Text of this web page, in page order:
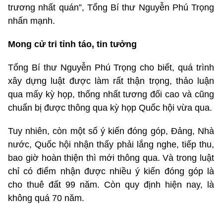
trương nhất quán”, Tổng Bí thư Nguyễn Phú Trọng
nhấn mạnh.
Mong cử tri tỉnh táo, tin tưởng
Tổng Bí thư Nguyễn Phú Trọng cho biết, quá trình
xây dựng luật được làm rất thận trọng, thảo luận
qua mấy kỳ họp, thống nhất tương đối cao và cũng
chuẩn bị được thông qua kỳ họp Quốc hội vừa qua.
Tuy nhiên, còn một số ý kiến đóng góp, Đảng, Nhà
nước, Quốc hội nhận thấy phải lắng nghe, tiếp thu,
bao giờ hoàn thiện thì mới thông qua. Và trong luật
chỉ có điểm nhận được nhiều ý kiến đóng góp là
cho thuê đất 99 năm. Còn quy định hiện nay, là
không quá 70 năm.